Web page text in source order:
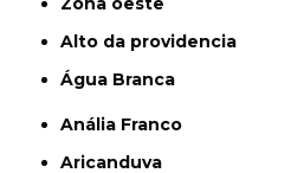
alto da providencia
Água Branca
Anália Franco
Aricanduva